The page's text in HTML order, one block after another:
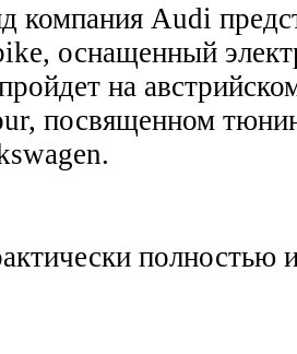
компания Audi
оснащенный
на
посвященном
полностью